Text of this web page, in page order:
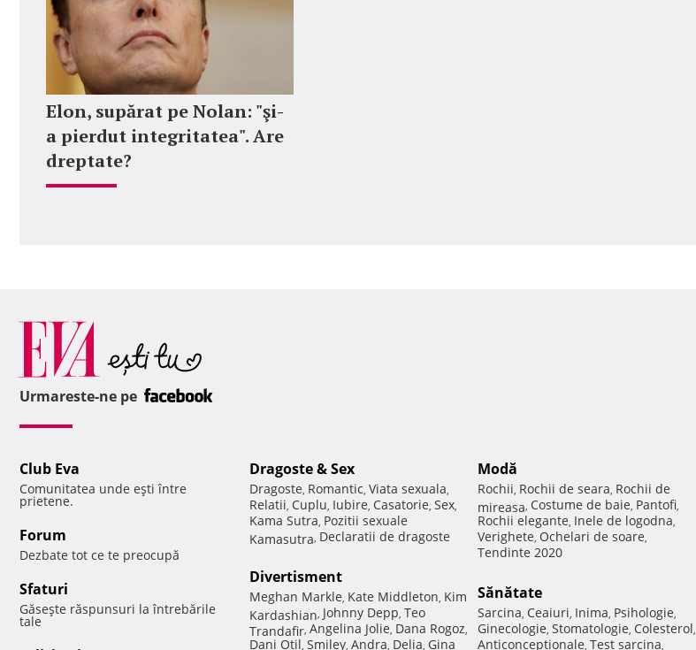
Elon, supărat pe Nolan: "şi-
a pierdut integritatea". Are
dreptate?
Urmareste-ne pe
Club Eva
Comunitatea unde eşti între
prietene.
Forum
Dezbate tot ce te preocupă
Sfaturi
Găseşte răspunsuri la întrebările
tale
Dragoste & Sex
Dragoste, Romantic, Viata sexuala,
Relatii, Cuplu, Iubire, Casatorie, Sex,
Kama Sutra, Pozitii sexuale
Kamasutra, Declaratii de dragoste
Divertisment
Meghan Markle, Kate Middleton, Kim
Kardashian, Johnny Depp, Teo
Trandafir, Angelina Jolie, Dana Rogoz,
Dani Otil, Smiley, Andra, Delia, Gina
Modă
Rochii, Rochii de seara, Rochii de
mireasa, Costume de baie, Pantofi,
Rochii elegante, Inele de logodna,
Verighete, Ochelari de soare,
Tendinte 2020
Sănătate
Sarcina, Ceaiuri, Inima, Psihologie,
Ginecologie, Stomatologie, Colesterol,
Anticonceptionale, Test sarcina,